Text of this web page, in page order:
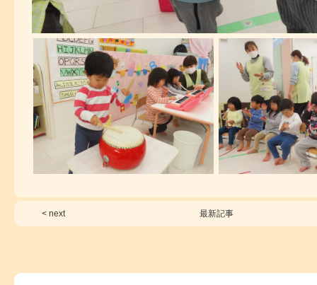
< next 最新記事